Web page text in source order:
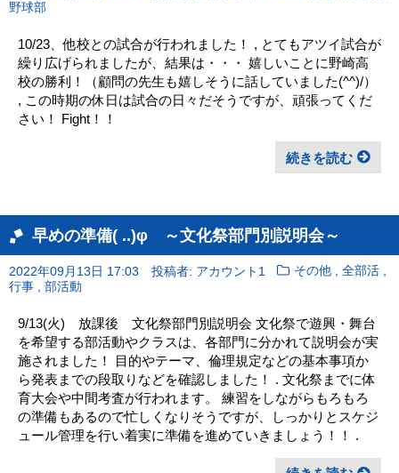
野球部
10/23、他校との試合が行われました！ , とてもアツイ試合が
繰り広げられましたが、結果は・・・ 嬉しいことに野崎高
校の勝利！（顧問の先生も嬉しそうに話していました(^^)/）
, この時期の休日は試合の日々だそうですが、頑張ってくだ
さい！ Fight！！
続きを読む
早めの準備( ..)φ ～文化祭部門別説明会～
2022年09月13日 17:03 投稿者: アカウント1 その他 ,全部活 ,
行事 , 部活動
9/13(火) 放課後 文化祭部門別説明会 文化祭で遊興・舞台
を希望する部活動やクラスは、各部門に分かれて説明会が実
施されました！ 目的やテーマ、倫理規定などの基本事項か
ら発表までの段取りなどを確認しました！ . 文化祭までに体
育大会や中間考査が行われます。 練習をしながらもろもろ
の準備もあるので忙しくなりそうですが、しっかりとスケジ
ュール管理を行い着実に準備を進めていきましょう！！ .